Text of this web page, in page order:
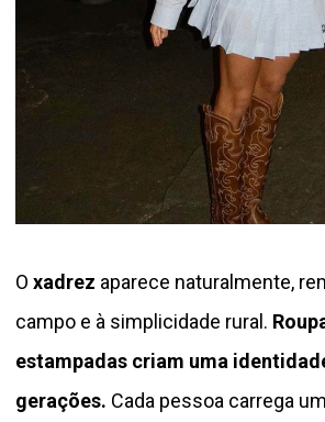
O xadrez aparece naturalmente,
campo e à simplicidade rural.
estampadas criam uma
gerações. Cada pessoa carrega